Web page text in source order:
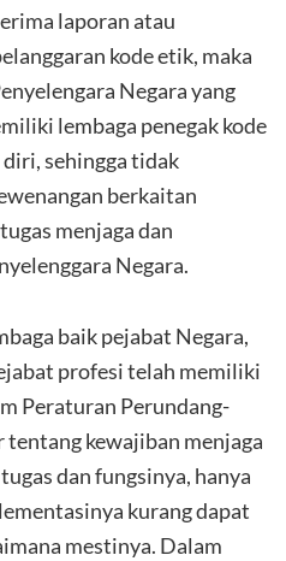
laporan atau
kode etik, maka
Negara yang
lembaga penegak kode
sehingga tidak
berkaitan
menjaga dan
Negara.
baik pejabat Negara,
profesi telah memiliki
Peraturan Perundang-
tentang kewajiban menjaga
dan fungsinya, hanya
kurang dapat
mestinya. Dalam